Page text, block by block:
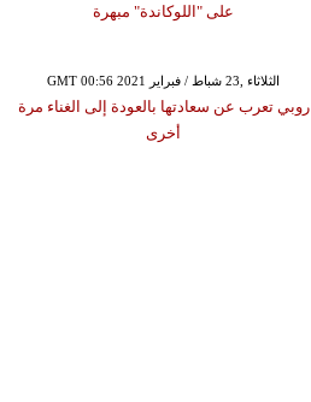
على "اللوكاندة" مبهرة
GMT 00:56 2021 الثلاثاء ,23 شباط / فبراير
روبي تعرب عن سعادتها بالعودة إلى الغناء مرة
أخرى